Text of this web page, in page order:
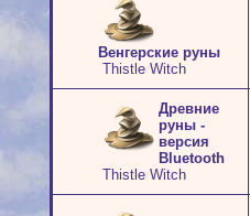
Венгерские руны
Thistle Witch
Древние
руны -
версия
Bluetooth
Thistle Witch